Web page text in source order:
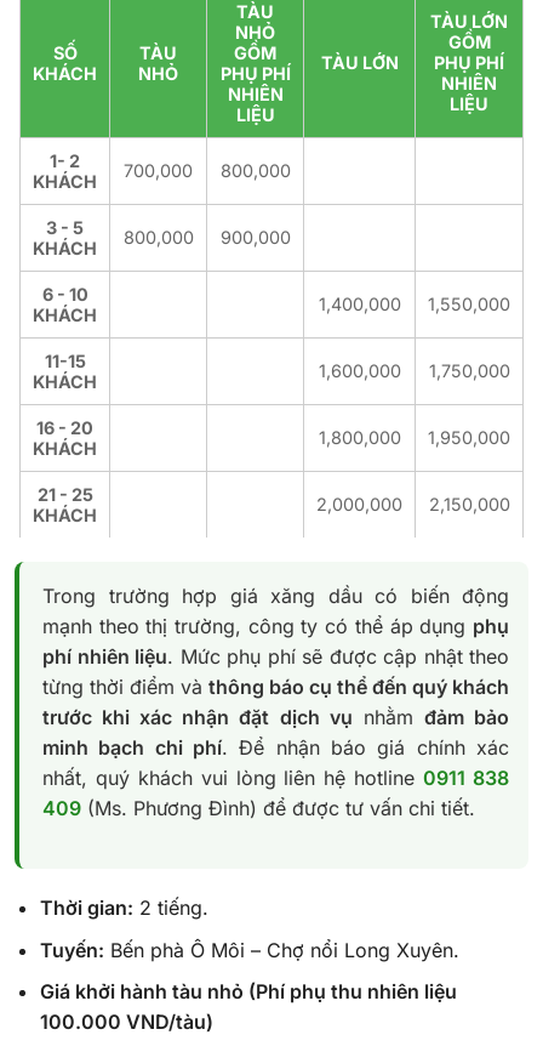
SỐ
KHÁCH
TÀU
NHỎ
TÀU
NHỎ
GỒM
PHỤ PHÍ
NHIÊN
LIỆU
TÀU LỚN
TÀU LỚN
GỒM
PHỤ PHÍ
NHIÊN
LIỆU
1- 2
KHÁCH
700,000 800,000
3 - 5
KHÁCH
800,000 900,000
6 - 10
KHÁCH
1,400,000 1,550,000
11-15
KHÁCH
1,600,000 1,750,000
16 - 20
KHÁCH
1,800,000 1,950,000
21 - 25
KHÁCH
2,000,000 2,150,000
Trong trường hợp giá xăng dầu có biến động
mạnh theo thị trường, công ty có thể áp dụng phụ
phí nhiên liệu. Mức phụ phí sẽ được cập nhật theo
từng thời điểm và thông báo cụ thể đến quý khách
trước khi xác nhận đặt dịch vụ nhằm đảm bảo
minh bạch chi phí. Để nhận báo giá chính xác
nhất, quý khách vui lòng liên hệ hotline0911 838
409 (Ms. Phương Đình) để được tư vấn chi tiết.
Thời gian: 2 tiếng.
Tuyến: Bến phà Ô Môi – Chợ nổi Long Xuyên.
Giá khởi hành tàu nhỏ (Phí phụ thu nhiên liệu
100.000 VND/tàu)